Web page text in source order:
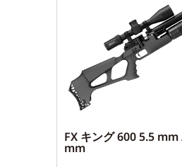
FX キング 600 5.5
mm